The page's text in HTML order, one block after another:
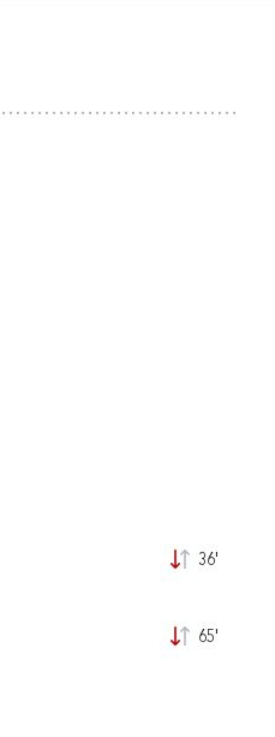
36'
65'